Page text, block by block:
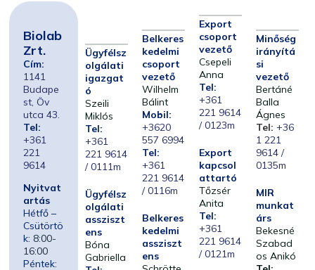
Biolab
Zrt.
Cím:
1141
Budape
st, Öv
utca 43.
Tel:
+361
221
9614
Nyitvat
artás
Hétfő –
Csütörtö
k: 8:00-
16:00
Péntek:
Ügyfélsz
olgálati
igazgat
ó
Szeili
Miklós
Tel:
+361
221 9614
/ 0111m
Ügyfélsz
olgálati
assziszt
ens
Bóna
Gabriella
Belkeres
kedelmi
csoport
vezető
Wilhelm
Bálint
Mobil:
+3620
557 6994
Tel:
+361
221 9614
/ 0116m
Belkeres
kedelmi
assziszt
ens
Export
csoport
vezető
Csepeli
Anna
Tel:
+361
221 9614
/ 0123m
Export
kapcsol
attartó
Tőzsér
Anita
Tel:
+361
221 9614
/ 0121m
Minőség
irányítá
si
vezető
Bertáné
Balla
Ágnes
Tel: +36
1 221
9614 /
0135m
MIR
munkat
árs
Bekesné
Szabad
os Anikó